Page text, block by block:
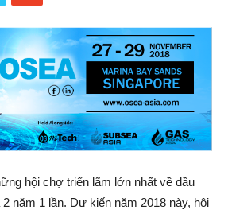
hội chợ triển lãm lớn nhất về dầu
năm 1 lần. Dự kiến năm 2018 này, hội